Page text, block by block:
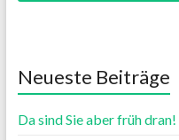
Neueste Beiträge
Da sind Sie aber früh dran!